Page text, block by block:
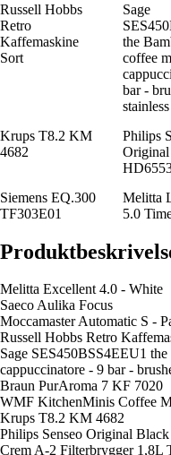
Russell Hobbs
Retro
Kaffemaskine
Sort
Sage
the
coffee
bar -
Krups T8.2 KM
4682
Philips
Siemens EQ.300
TF303E01
Melitta
5.0
Melitta Excellent 4.0 - White
Saeco Aulika Focus
Moccamaster Automatic S -
Russell Hobbs Retro
Sage SES450BSS4EEU1
cappuccinatore - 9 bar -
Braun PurAroma 7 KF 7020
WMF KitchenMinis Coffee
Krups T8.2 KM 4682
Philips Senseo Original
Crem A-2 Filterbrygger 1,8L